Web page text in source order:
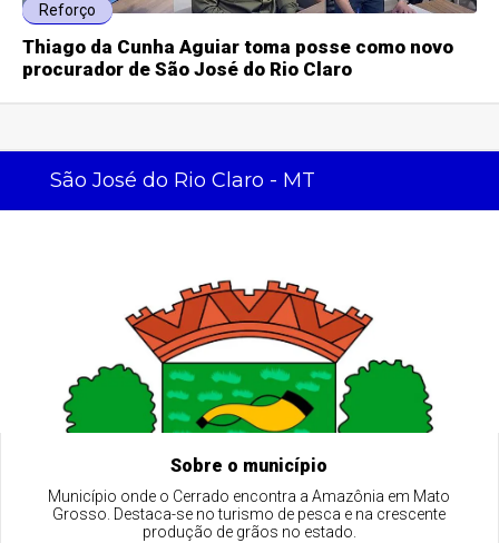
Reforço
Thiago da Cunha Aguiar toma posse como novo
procurador de São José do Rio Claro
São José do Rio Claro - MT
Sobre o município
Município onde o Cerrado encontra a Amazônia em Mato
Grosso. Destaca-se no turismo de pesca e na crescente
produção de grãos no estado.